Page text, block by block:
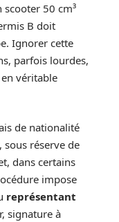
50 cm³
B doit
Ignorer cette
parfois lourdes,
véritable
de nationalité
réserve de
dans certains
impose
représentant
signature à